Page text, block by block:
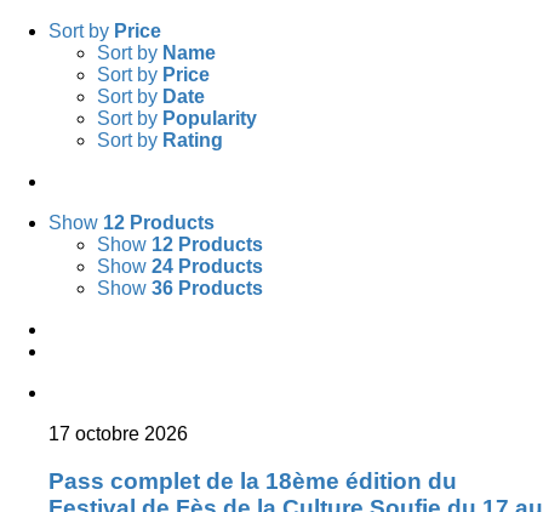
Sort by Price
Sort by Name
Sort by Price
Sort by Date
Sort by Popularity
Sort by Rating
Show 12 Products
Show 12 Products
Show 24 Products
Show 36 Products
17 octobre 2026
Pass complet de la 18ème édition du